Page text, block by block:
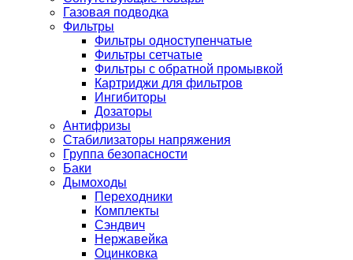
Газовая подводка
Фильтры
Фильтры одноступенчатые
Фильтры сетчатые
Фильтры с обратной промывкой
Картриджи для фильтров
Ингибиторы
Дозаторы
Антифризы
Стабилизаторы напряжения
Группа безопасности
Баки
Дымоходы
Переходники
Комплекты
Сэндвич
Нержавейка
Оцинковка